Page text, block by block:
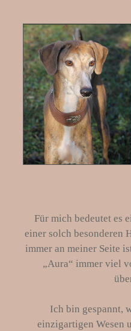
Für mich bedeutet es
einer solch besonderen
immer an meiner Seite
„Aura“ immer viel
Ich bin gespannt,
einzigartigen Wesen